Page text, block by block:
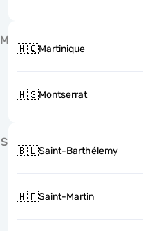
M
🇲🇶Martinique
🇲🇸Montserrat
S
🇧🇱Saint-Barthélemy
🇲🇫Saint-Martin